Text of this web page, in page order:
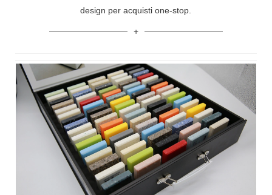
design per acquisti one-stop.